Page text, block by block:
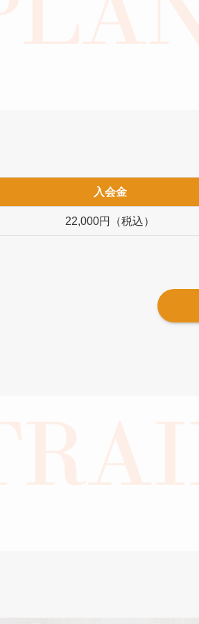
入会金
22,000円（税込）